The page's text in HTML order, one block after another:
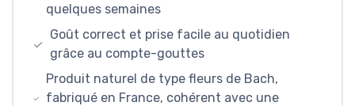
quelques semaines
Goût correct et prise facile au quotidien
grâce au compte-gouttes
Produit naturel de type fleurs de Bach,
fabriqué en France, cohérent avec une